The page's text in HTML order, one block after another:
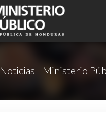
Noticias | Ministerio